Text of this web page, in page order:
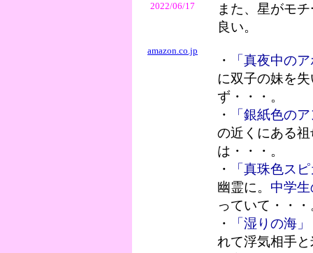
2022/06/17
amazon.co.jp
また、星がモ
良い。
・
「真夜中の
に双子の妹を
ず・・・。
・
「銀紙色の
の近くにある
は・・・。
・
「真珠色ス
幽霊に。 中学
っていて・・
・
「湿りの海」
れて浮気相手